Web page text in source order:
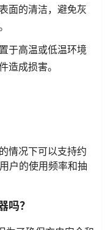
面的清洁，避免灰
于高温或低温环境
造成损害。
情况下可以支持约
户的使用频率和抽
吗？